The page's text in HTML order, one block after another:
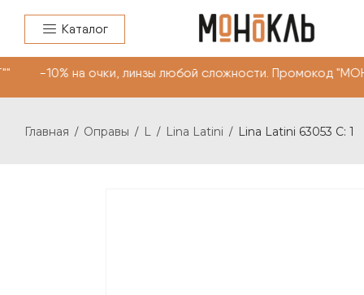
Каталог
на очки, линзы любой сложности.
Главная / Оправы / L / Lina Latini / Lina Latini 63053 C: 1